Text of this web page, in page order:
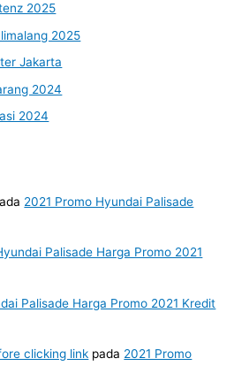
2025
2025
Jakarta
2024
2024
2021 Promo Hyundai Palisade
Palisade Harga Promo 2021
Palisade Harga Promo 2021 Kredit
clicking link pada 2021 Promo